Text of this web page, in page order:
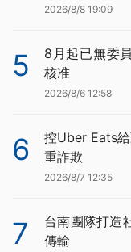
2026/8/8 19:09
5
8月起已無委
核准
2026/8/6 12:58
6
控Uber Eats
重詐欺
2026/8/7 12:35
7
台南團隊打造
傳輸